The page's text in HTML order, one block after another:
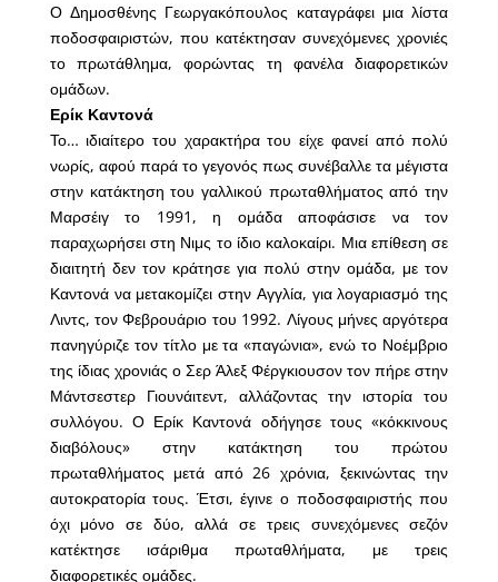
Ο Δημοσθένης Γεωργακόπουλος καταγράφει μια λίστα
ποδοσφαιριστών, που κατέκτησαν συνεχόμενες χρονιές
το πρωτάθλημα, φορώντας τη φανέλα διαφορετικών
ομάδων.
Ερίκ Καντονά
Το… ιδιαίτερο του χαρακτήρα του είχε φανεί από πολύ
νωρίς, αφού παρά το γεγονός πως συνέβαλλε τα μέγιστα
στην κατάκτηση του γαλλικού πρωταθλήματος από την
Μαρσέιγ το 1991, η ομάδα αποφάσισε να τον
παραχωρήσει στη Νιμς το ίδιο καλοκαίρι. Μια επίθεση σε
διαιτητή δεν τον κράτησε για πολύ στην ομάδα, με τον
Καντονά να μετακομίζει στην Αγγλία, για λογαριασμό της
Λιντς, τον Φεβρουάριο του 1992. Λίγους μήνες αργότερα
πανηγύριζε τον τίτλο με τα «παγώνια», ενώ το Νοέμβριο
της ίδιας χρονιάς ο Σερ Άλεξ Φέργκιουσον τον πήρε στην
Μάντσεστερ Γιουνάιτεντ, αλλάζοντας την ιστορία του
συλλόγου. Ο Ερίκ Καντονά οδήγησε τους «κόκκινους
διαβόλους» στην κατάκτηση του πρώτου
πρωταθλήματος μετά από 26 χρόνια, ξεκινώντας την
αυτοκρατορία τους. Έτσι, έγινε ο ποδοσφαιριστής που
όχι μόνο σε δύο, αλλά σε τρεις συνεχόμενες σεζόν
κατέκτησε ισάριθμα πρωταθλήματα, με τρεις
διαφορετικές ομάδες.